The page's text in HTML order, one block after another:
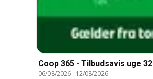
Coop 365 - Tilbudsavis uge 32
06/08/2026- 12/08/2026